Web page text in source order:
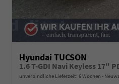
Hyundai TUCSON
1.6 T-GDI Navi Keyless 17"
unverbindliche Lieferzeit: 6 Wochen